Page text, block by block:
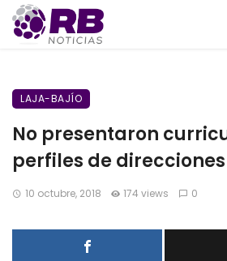
LAJA-BAJÍO
No presentaron
perfiles de direcciones
10 octubre, 2018 174 views 0